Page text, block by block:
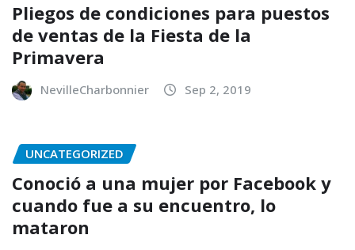
Pliegos de condiciones para puestos
de ventas de la Fiesta de la
Primavera
NevilleCharbonnier Sep 2, 2019
UNCATEGORIZED
Conoció a una mujer por Facebook y
cuando fue a su encuentro, lo
mataron